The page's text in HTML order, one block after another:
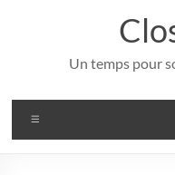
Un temps pour